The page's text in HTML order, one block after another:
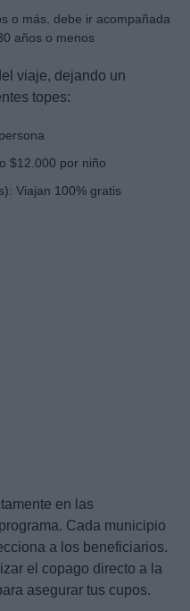
o más, debe ir acompañada
años o menos
viaje, dejando un
topes:
$12.000 por niño
Viajan 100% gratis
en las
Cada municipio
a los beneficiarios.
el copago directo a la
asegurar tus cupos.